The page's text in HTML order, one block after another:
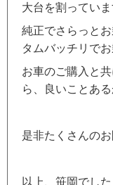
大台を割ってい
純正でさらっと
タムバッチリで
お車のご購入と
ら、良いことあ
是非たくさんの
以上、笹岡でした